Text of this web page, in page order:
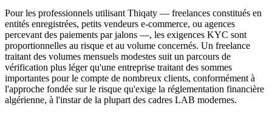
Pour les professionnels utilisant Thiqaty — freelances constitués en
entités enregistrées, petits vendeurs e-commerce, ou agences
percevant des paiements par jalons —, les exigences KYC sont
proportionnelles au risque et au volume concernés. Un freelance
traitant des volumes mensuels modestes suit un parcours de
vérification plus léger qu'une entreprise traitant des sommes
importantes pour le compte de nombreux clients, conformément à
l'approche fondée sur le risque qu'exige la réglementation financière
algérienne, à l'instar de la plupart des cadres LAB modernes.